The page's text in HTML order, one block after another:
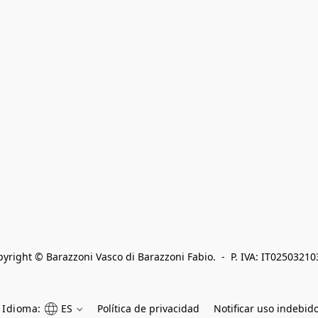
© Barazzoni Vasco di Barazzoni Fabio.  -  P. IVA:
Idioma: ES Política de privacidad Notificar uso